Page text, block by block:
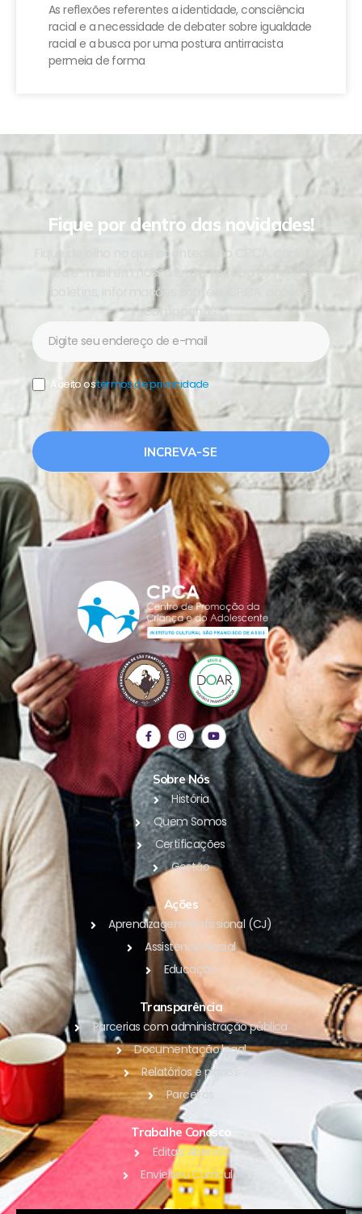
As reflexões referentes a identidade, consciência
racial e a necessidade de debater sobre igualdade
racial e a busca por uma postura antirracista
permeia de forma
Fique por dentro das novidades!
Fique de olho no que acontece no CPCA, cadastre
seu e-mail em nossa lista e receba os nossos
boletins, informações sobre o CPCA, ações e
campanhas.
Aceito ostermos de privacidade.
INCREVA-SE
Sobre Nós
História
Quem Somos
Certificações
Gestão
Ações
Aprendizagem Profissional (CJ)
Assistência Social
Educação
Transparência
Parcerias com administração pública
Documentação legal
Relatórios e planos
Parceiros
Trabalhe Conosco
Editais Abertos
Envie seu Currículo